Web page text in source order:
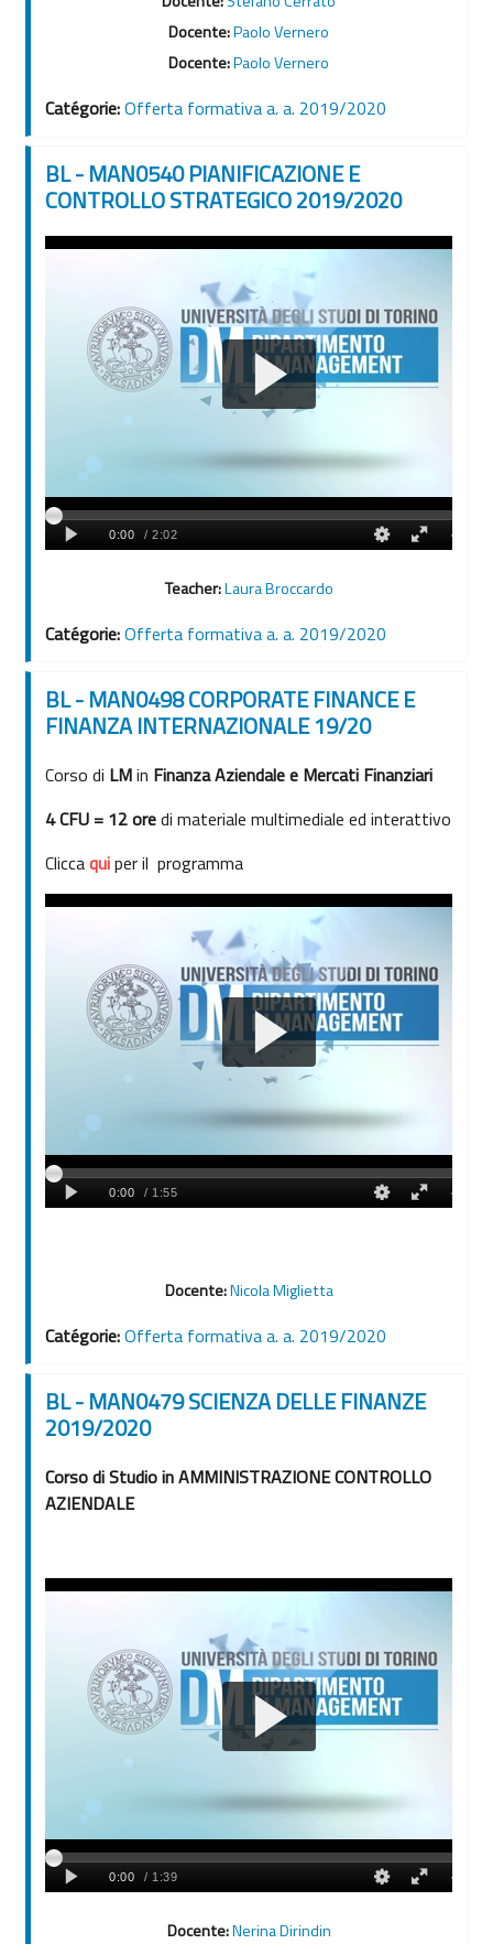
Docente:Paolo Vernero
Docente:Paolo Vernero
Catégorie:Offerta formativa a. a. 2019/2020
BL - MAN0540 PIANIFICAZIONE E
CONTROLLO STRATEGICO 2019/2020
Teacher:Laura Broccardo
Catégorie:Offerta formativa a. a. 2019/2020
BL - MAN0498 CORPORATE FINANCE E
FINANZA INTERNAZIONALE 19/20
Corso di LMin Finanza Aziendale e Mercati Finanziari
4 CFU = 12 oredi materiale multimediale ed interattivo
Cliccaquiper il programma
Docente:Nicola Miglietta
Catégorie:Offerta formativa a. a. 2019/2020
BL - MAN0479 SCIENZA DELLE FINANZE
2019/2020
Corso di Studio in AMMINISTRAZIONE CONTROLLO
AZIENDALE
Docente:Nerina Dirindin